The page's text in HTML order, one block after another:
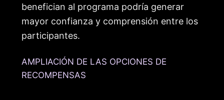
benefician al programa podría generar
mayor confianza y comprensión entre los
participantes.
AMPLIACIÓN DE LAS OPCIONES DE
RECOMPENSAS